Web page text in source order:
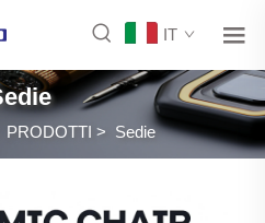
IT
PRODOTTI > Sedie